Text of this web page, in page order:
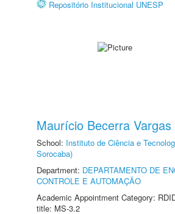
Repositório Institucional UNESP
Maurício Becerra Vargas
School: Instituto de Ciência e
Sorocaba)
Department: DEPARTAMENTO DE
CONTROLE E AUTOMAÇÃO
Academic Appointment Category:
title: MS-3.2